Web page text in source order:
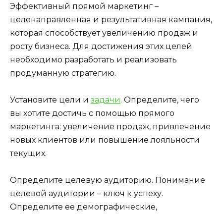
Эффективный прямой маркетинг –
целенаправленная и результативная кампания,
которая способствует увеличению продаж и
росту бизнеса. Для достижения этих целей
необходимо разработать и реализовать
продуманную стратегию.
Установите цели и задачи. Определите, чего
вы хотите достичь с помощью прямого
маркетинга: увеличение продаж, привлечение
новых клиентов или повышение лояльности
текущих.
Определите целевую аудиторию. Понимание
целевой аудитории – ключ к успеху.
Определите ее демографические,